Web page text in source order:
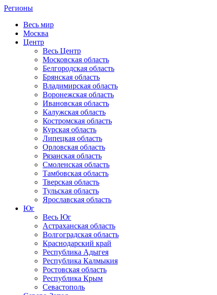
Регионы
Весь мир
Москва
Центр
Весь Центр
Московская область
Белгородская область
Брянская область
Владимирская область
Воронежская область
Ивановская область
Калужская область
Костромская область
Курская область
Липецкая область
Орловская область
Рязанская область
Смоленская область
Тамбовская область
Тверская область
Тульская область
Ярославская область
Юг
Весь Юг
Астраханская область
Волгоградская область
Краснодарский край
Республика Адыгея
Республика Калмыкия
Ростовская область
Республика Крым
Севастополь